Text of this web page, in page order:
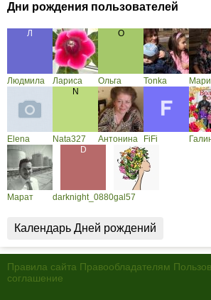
Дни рождения пользователей
Людмила Лариса Ольга Tonka
Elena Nata327 Антонина FiFi
Марат darknight_0880gal57
Календарь Дней рождений
Правила сайта Правообладателям
соглашение